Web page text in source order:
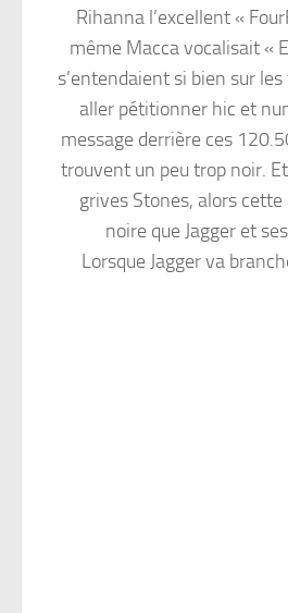
Rihanna l’excellent «
même Macca vocalisait «
s’entendaient si bien sur
aller pétitionner hic et
message derrière ces
trouvent un peu trop noir.
grives Stones, alors
noire que Jagger et
Lorsque Jagger va